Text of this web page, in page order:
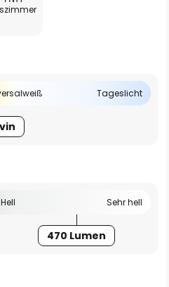
Tageslicht
Hell Sehr hell
470 Lumen